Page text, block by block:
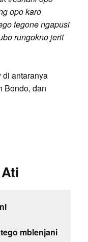
opo karo
tegone ngapusi
rungokno jerit
antaranya
Bondo, dan
mblenjani